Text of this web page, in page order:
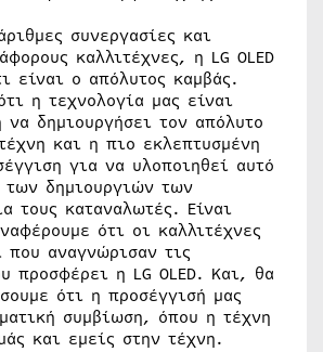
συνεργασίες και
καλλιτέχνες, η LG OLED
είναι ο απόλυτος καμβάς.
η τεχνολογία μας είναι
να δημιουργήσει τον απόλυτο
και η πιο εκλεπτυσμένη
για να υλοποιηθεί αυτό
των δημιουργιών των
τους καταναλωτές. Είναι
ότι οι καλλιτέχνες
που αναγνώρισαν τις
προσφέρει η LG OLED. Και, θα
ότι η προσέγγισή μας
συμβίωση, όπου η τέχνη
και εμείς στην τέχνη.